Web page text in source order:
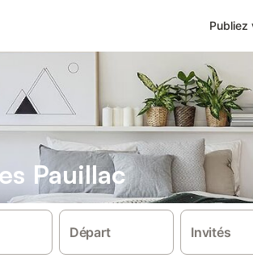
Publiez
Pauillac
Départ Invités